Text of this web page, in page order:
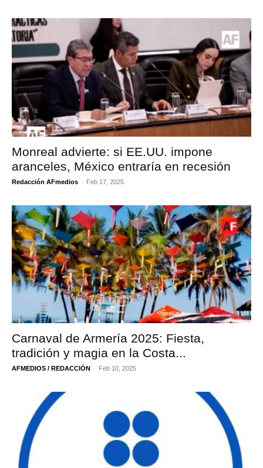
Monreal advierte: si EE.UU. impone
aranceles, México entraría en recesión
Redacción AFmedios - Feb 17, 2025
Carnaval de Armería 2025: Fiesta,
tradición y magia en la Costa...
AFMEDIOS / REDACCIÓN - Feb 10, 2025